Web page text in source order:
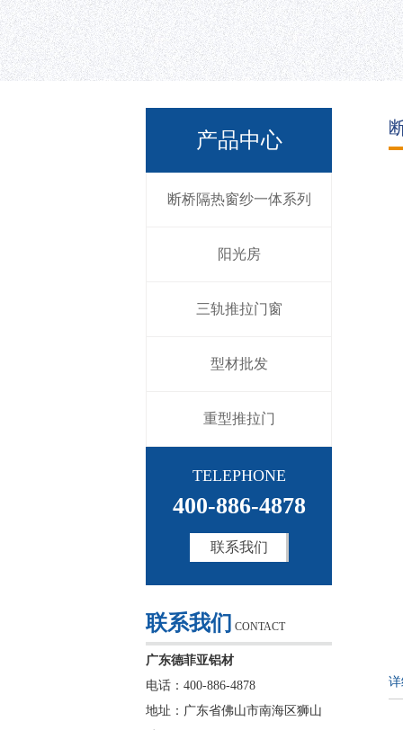
产品中心
断桥隔热窗纱一体系列
阳光房
三轨推拉门窗
型材批发
重型推拉门
TELEPHONE
400-886-4878
联系我们
联系我们 CONTACT
广东德菲亚铝材
电话：400-886-4878
地址：广东省佛山市南海区狮山